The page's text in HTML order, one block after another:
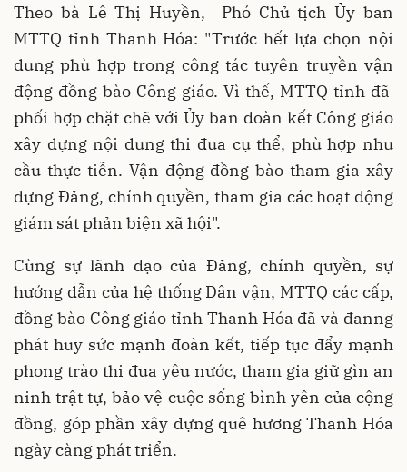
Theo bà Lê Thị Huyền, Phó Chủ tịch Ủy ban
MTTQ tỉnh Thanh Hóa: "Trước hết lựa chọn nội
dung phù hợp trong công tác tuyên truyền vận
động đồng bào Công giáo. Vì thế, MTTQ tỉnh đã
phối hợp chặt chẽ với Ủy ban đoàn kết Công giáo
xây dựng nội dung thi đua cụ thể, phù hợp nhu
cầu thực tiễn. Vận động đồng bào tham gia xây
dựng Đảng, chính quyền, tham gia các hoạt động
giám sát phản biện xã hội".
Cùng sự lãnh đạo của Đảng, chính quyền, sự
hướng dẫn của hệ thống Dân vận, MTTQ các cấp,
đồng bào Công giáo tỉnh Thanh Hóa đã và đanng
phát huy sức mạnh đoàn kết, tiếp tục đẩy mạnh
phong trào thi đua yêu nước, tham gia giữ gìn an
ninh trật tự, bảo vệ cuộc sống bình yên của cộng
đồng, góp phần xây dựng quê hương Thanh Hóa
ngày càng phát triển.